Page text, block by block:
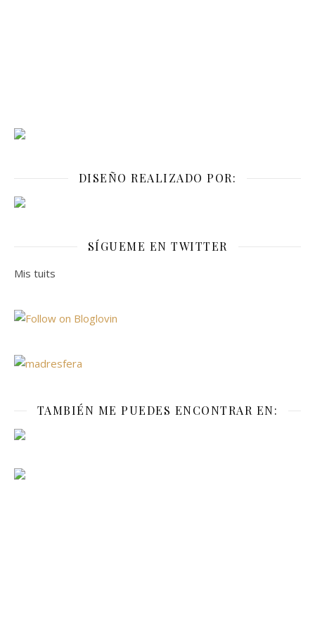
DISEÑO REALIZADO POR:
SÍGUEME EN TWITTER
Mis tuits
TAMBIÉN ME PUEDES ENCONTRAR EN: